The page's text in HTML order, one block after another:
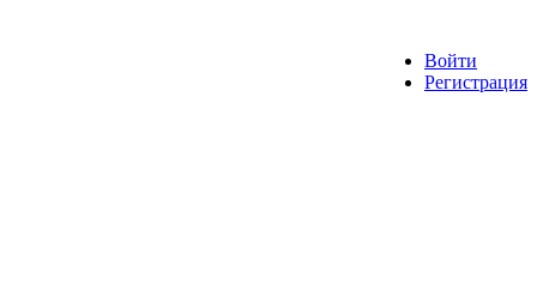
Войти
Регистрация